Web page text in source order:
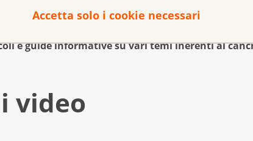
Accetta solo i cookie necessari
da persona a persona. Chieda spiegazioni alla
e guide informative su vari temi inerenti al
video